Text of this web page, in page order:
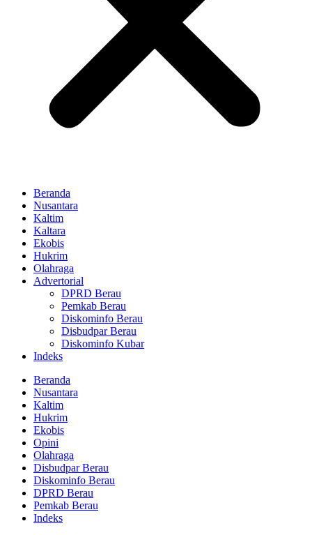
Beranda
Nusantara
Kaltim
Kaltara
Ekobis
Hukrim
Olahraga
Advertorial
DPRD Berau
Pemkab Berau
Diskominfo Berau
Disbudpar Berau
Diskominfo Kubar
Indeks
Beranda
Nusantara
Kaltim
Hukrim
Ekobis
Opini
Olahraga
Disbudpar Berau
Diskominfo Berau
DPRD Berau
Pemkab Berau
Indeks